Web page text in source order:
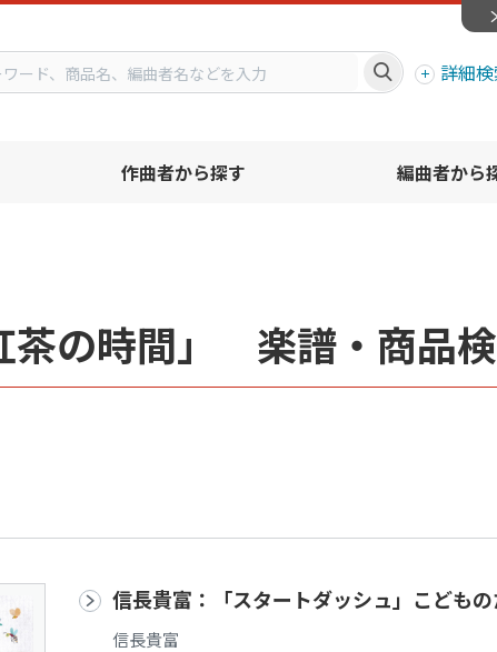
詳細
作曲者から探す 編曲者から
茶の時間」 楽譜・商品
信長貴富：「スタートダッシュ」こども
信長貴富